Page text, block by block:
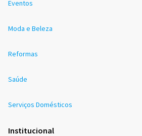
Eventos
Moda e Beleza
Reformas
Saúde
Serviços Domésticos
Institucional